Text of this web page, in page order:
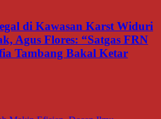
di Kawasan Karst Widuri
Agus Flores: “Satgas FRN
Tambang Bakal Ketar